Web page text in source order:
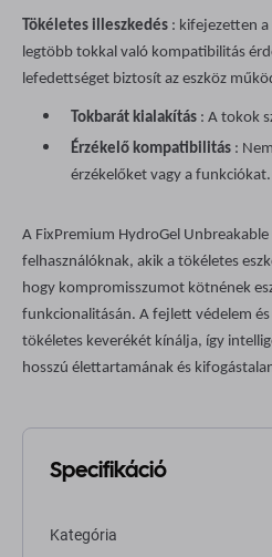
Tökéletes illeszkedés : kifejezetten a
legtöbb tokkal való kompatibilitás
lefedettséget biztosít az eszköz
Tokbarát kialakítás : A tokok
Érzékelő kompatibilitás :
érzékelőket vagy a funkciókat.
A FixPremium HydroGel
felhasználóknak, akik a tökéletes
hogy kompromisszumot kötnének
funkcionalitásán. A fejlett védelem
tökéletes keverékét kínálja, így
hosszú élettartamának és
Specifikáció
Kategória